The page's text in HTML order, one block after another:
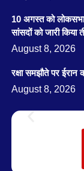
10 अगस्त को
सांसदों को जारी किया
August 8, 2026
रक्षा समझौते पर ईरान
August 8, 2026